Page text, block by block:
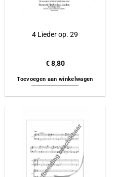
4 Lieder op. 29
€8,80
Toevoegen aan winkelwagen